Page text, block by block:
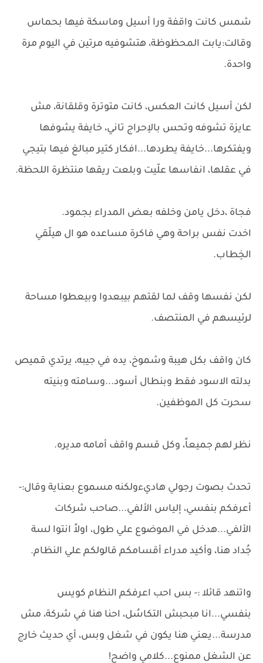
شمس كانت واقفة ورا أسيل وماسكة فيها بحماس
وقالت:يابت المحظوظة، هتشوفيه مرتين في اليوم مرة
واحدة.
لكن أسيل كانت العكس، كانت متوترة وقلقانة، مش
عايزة تشوفه وتحس بالإحراج تاني، خايفة يشوفها
ويفتكرها...خايفة يطردها...افكار كتير مبالغ فيها بتيجي
في عقلها، انفاسها علّيت وبلعت ريقها منتظرة اللحظة.
فجاة ،دخل يامن وخلفه بعض المدراء بجمود.
اخدت نفس براحة وهي فاكرة مساعده هو ال هيلّقي
الخِطاب.
لكن نفسها وقف لما لقتهم بيبعدوا وبيعطوا مساحة
لرئيسهم في المنتصف.
كان واقف بكل هيبة وشموخ، يده في جيبه، يرتدي قميص
بدلته الاسود فقط وبنطال أسود...وسامته وبنيته
سحرت كل الموظفين.
نظر لهم جميعاً، وكل قسم واقف أمامه مديره.
تحدث بصوت رجولي هاديءولكنه مسموع بعناية وقال:-
أعرفكم بنفسي، إلياس الألفي...صاحب شركات
الألفي...هدخل في الموضوع علي طول، اولاً انتوا لسة
جُداد هنا، وأكيد مدراء أقسامكم قالولكم علي النظام.
واتنهد قائلا :- بس احب اعرفكم النظام كويس
بنفسي...انا مبحبش التكاسُل، احنا هنا في شركة، مش
مدرسة...يعني هنا يكون في شغل وبس، أي حديث خارج
عن الشغل ممنوع...كلامي واضح!